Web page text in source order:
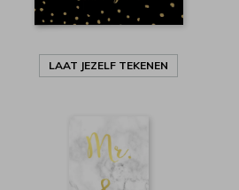
LAAT JEZELF TEKENEN